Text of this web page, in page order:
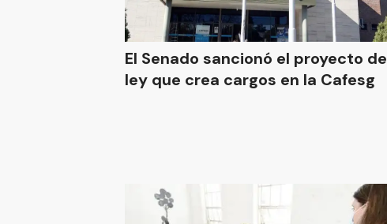
El Senado sancionó el proyecto de
ley que crea cargos en la Cafesg